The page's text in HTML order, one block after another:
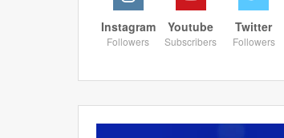
Twitter
Followers
Youtube
Subscribers
Instagram
Followers